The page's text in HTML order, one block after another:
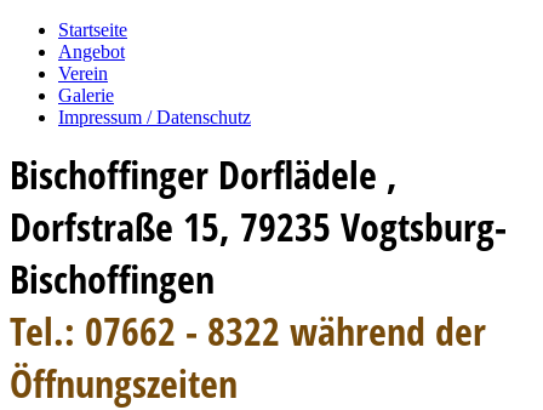
Startseite
Angebot
Verein
Galerie
Impressum / Datenschutz
Bischoffinger Dorflädele ,
Dorfstraße 15, 79235 Vogtsburg-
Bischoffingen
Tel.: 07662 - 8322 während der
Öffnungszeiten